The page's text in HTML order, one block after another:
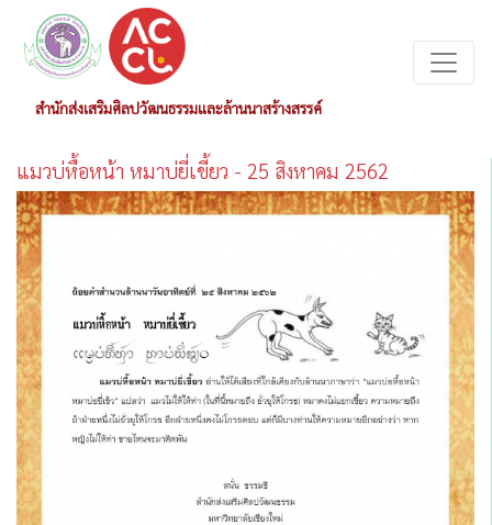
สำนักส่งเสริมศิลปวัฒนธรรมและล้านนาสร้างสรรค์
แมวบ่หื้อหน้า หมาบ่ยี่เขี้ยว - 25 สิงหาคม 2562